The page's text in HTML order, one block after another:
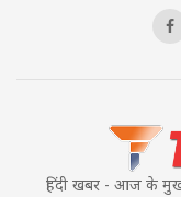
हिंदी खबर - आज के